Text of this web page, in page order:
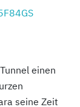
einen
seine Zeit